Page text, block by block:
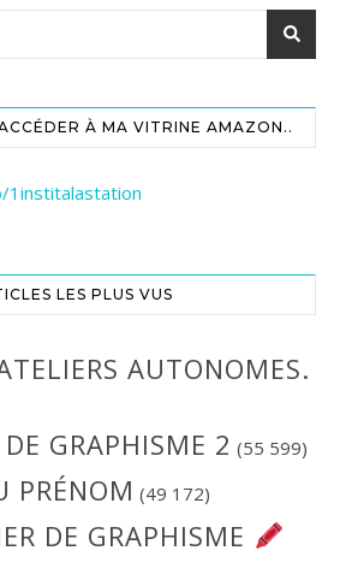
À MA VITRINE AMAZON..
1institalastation
LES PLUS VUS
AUTONOMES.
GRAPHISME 2 (55 599)
PRÉNOM (49 172)
DE GRAPHISME